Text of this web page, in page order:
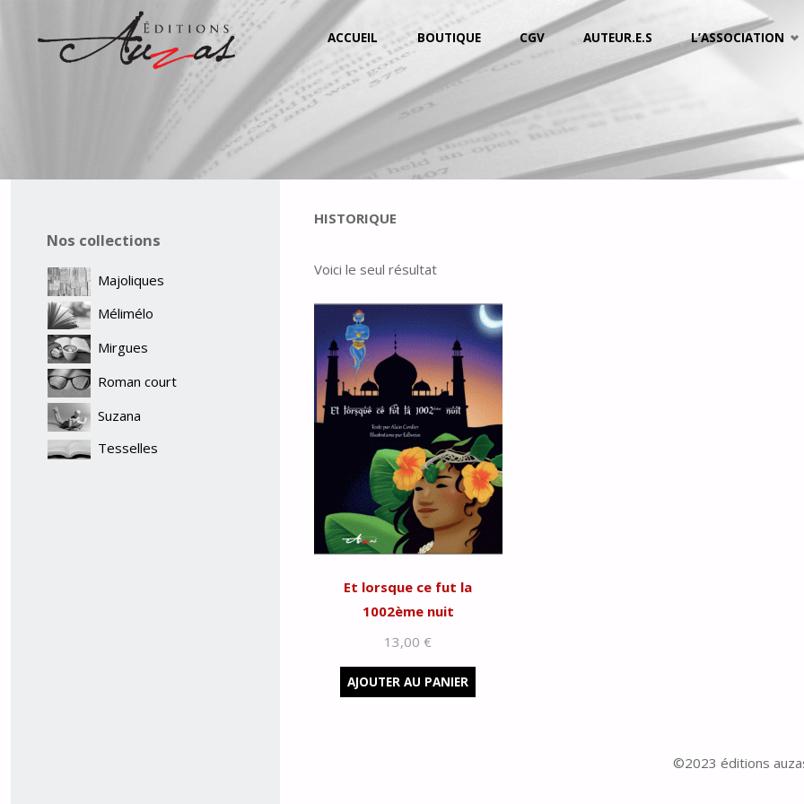
Aller
au
contenu
ACCUEIL BOUTIQUE CGV AUTEUR.E.S L’ASSOCIATION
HISTORIQUE
Voici le seul résultat
Et lorsque ce fut la
1002ème nuit
13,00 €
AJOUTER AU PANIER
©2023 éditions
Nos collections
Majoliques
Mélimélo
Mirgues
Roman court
Suzana
Tesselles